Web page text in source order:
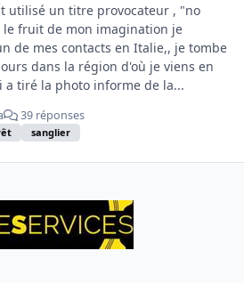
utilisé un titre provocateur , "no
le fruit de mon imagination je
de mes contacts en Italie,, je tombe
dans la région d'où je viens en
a tiré la photo informe de la...
39 réponses
sanglier